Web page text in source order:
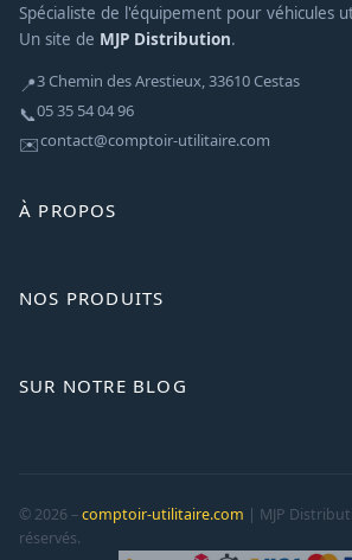
Spécialiste de l'équipement pour véhicules
Un site de MJP Distribution.
📍3 Chemin des Arestieux, 33610 Cestas
📞05 35 54 04 96
✉️contact@comptoir-utilitaire.com
À PROPOS
NOS PRODUITS
SUR NOTRE BLOG
© 2026 –comptoir-utilitaire.com | MJP
réservés.